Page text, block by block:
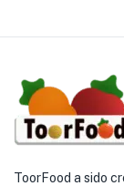
ToorFood a sido